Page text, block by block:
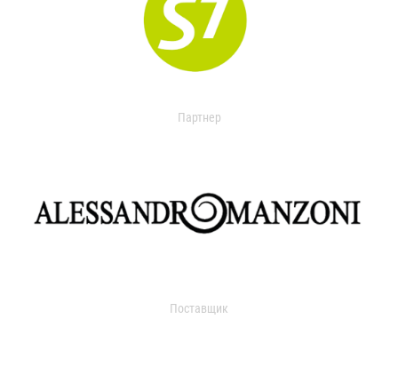
Партнер
Поставщик